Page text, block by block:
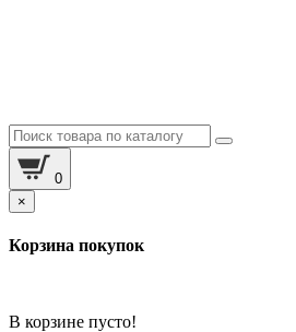
0
×
Корзина покупок
В корзине пусто!